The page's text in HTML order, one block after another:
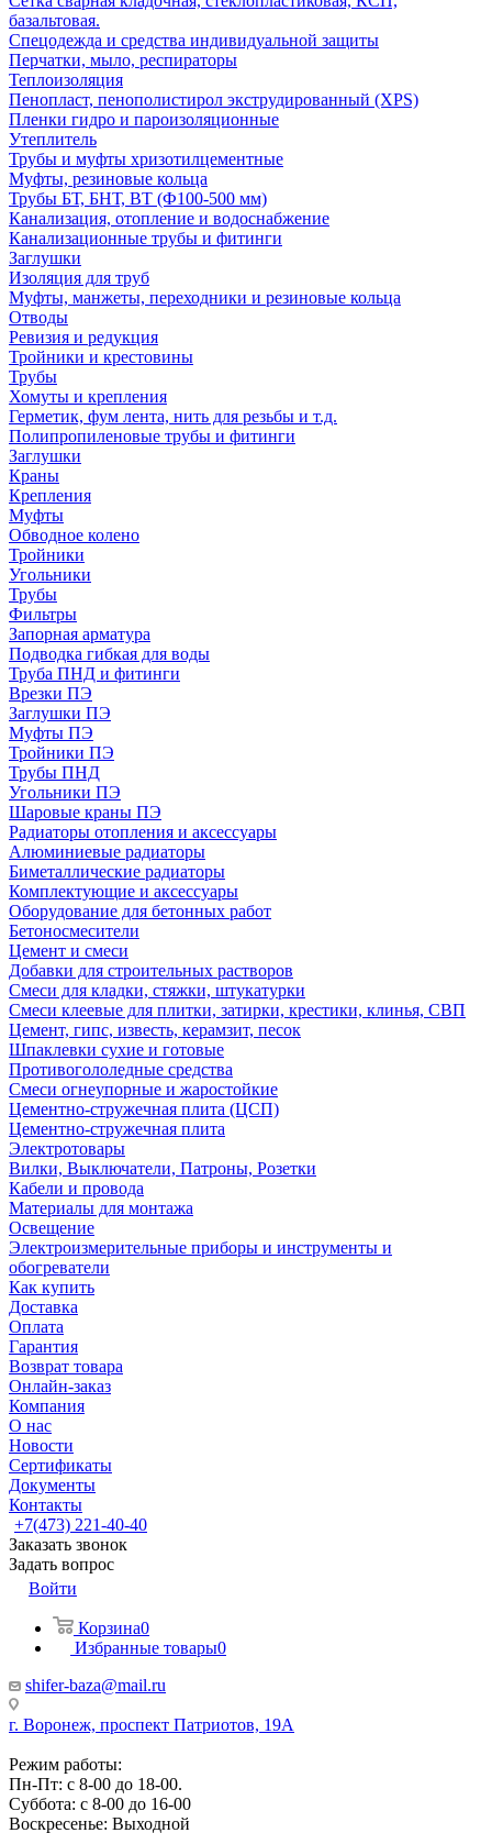
базальтовая.
Спецодежда и средства индивидуальной защиты
Перчатки, мыло, респираторы
Теплоизоляция
Пенопласт, пенополистирол экструдированный (XPS)
Пленки гидро и пароизоляционные
Утеплитель
Трубы и муфты хризотилцементные
Муфты, резиновые кольца
Трубы БТ, БНТ, ВТ (Ф100-500 мм)
Канализация, отопление и водоснабжение
Канализационные трубы и фитинги
Заглушки
Изоляция для труб
Муфты, манжеты, переходники и резиновые кольца
Отводы
Ревизия и редукция
Тройники и крестовины
Трубы
Хомуты и крепления
Герметик, фум лента, нить для резьбы и т.д.
Полипропиленовые трубы и фитинги
Заглушки
Краны
Крепления
Муфты
Обводное колено
Тройники
Угольники
Трубы
Фильтры
Запорная арматура
Подводка гибкая для воды
Труба ПНД и фитинги
Врезки ПЭ
Заглушки ПЭ
Муфты ПЭ
Тройники ПЭ
Трубы ПНД
Угольники ПЭ
Шаровые краны ПЭ
Радиаторы отопления и аксессуары
Алюминиевые радиаторы
Биметаллические радиаторы
Комплектующие и аксессуары
Оборудование для бетонных работ
Бетоносмесители
Цемент и смеси
Добавки для строительных растворов
Смеси для кладки, стяжки, штукатурки
Смеси клеевые для плитки, затирки, крестики, клинья, СВП
Цемент, гипс, известь, керамзит, песок
Шпаклевки сухие и готовые
Противогололедные средства
Смеси огнеупорные и жаростойкие
Цементно-стружечная плита (ЦСП)
Цементно-стружечная плита
Электротовары
Вилки, Выключатели, Патроны, Розетки
Кабели и провода
Материалы для монтажа
Освещение
Электроизмерительные приборы и инструменты и
обогреватели
Как купить
Доставка
Оплата
Гарантия
Возврат товара
Онлайн-заказ
Компания
О нас
Новости
Сертификаты
Документы
Контакты
+7(473) 221-40-40
Заказать звонок
Задать вопрос
Войти
Корзина0
Избранные товары0
shifer-baza@mail.ru
г. Воронеж, проспект Патриотов, 19А
Режим работы:
Пн-Пт: с 8-00 до 18-00.
Суббота: с 8-00 до 16-00
Воскресенье: Выходной